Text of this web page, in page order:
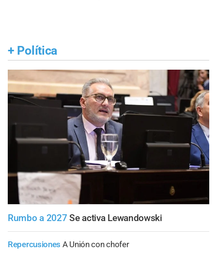
+ Política
Rumbo a 2027 Se activa Lewandowski
Repercusiones A Unión con chofer